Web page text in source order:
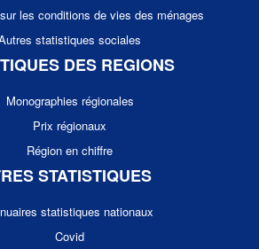
les conditions de vies des ménages
statistiques sociales
DES REGIONS
Monographies régionales
Prix régionaux
Région en chiffre
STATISTIQUES
statistiques nationaux
Covid